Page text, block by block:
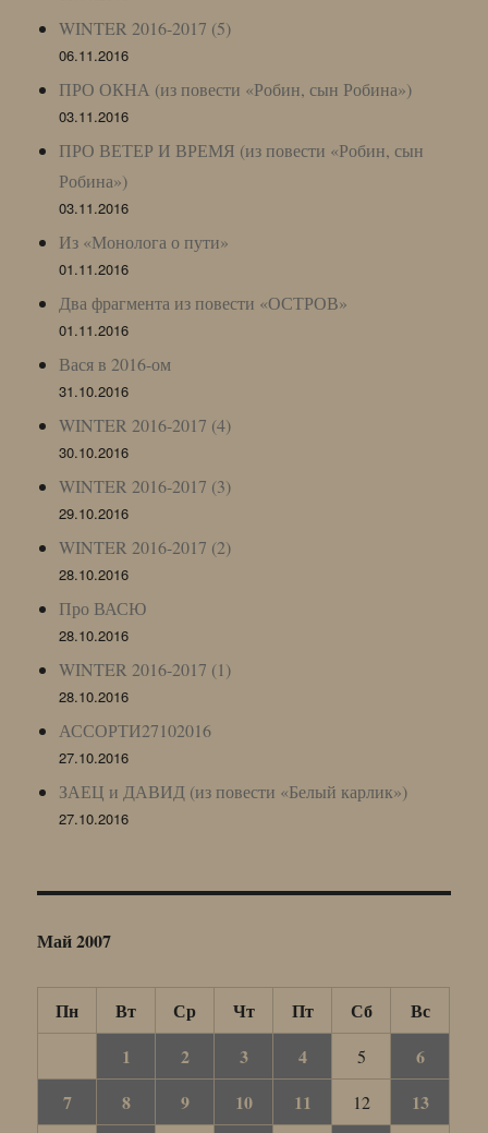
WINTER 2016-2017 (5)
06.11.2016
ПРО ОКНА (из повести «Робин, сын Робина»)
03.11.2016
ПРО ВЕТЕР И ВРЕМЯ (из повести «Робин, сын
Робина»)
03.11.2016
Из «Монолога о пути»
01.11.2016
Два фрагмента из повести «ОСТРОВ»
01.11.2016
Вася в 2016-ом
31.10.2016
WINTER 2016-2017 (4)
30.10.2016
WINTER 2016-2017 (3)
29.10.2016
WINTER 2016-2017 (2)
28.10.2016
Про ВАСЮ
28.10.2016
WINTER 2016-2017 (1)
28.10.2016
АССОРТИ27102016
27.10.2016
ЗАЕЦ и ДАВИД (из повести «Белый карлик»)
27.10.2016
Май 2007
Пн Вт Ср Чт Пт Сб
Вс
1
2 3 4 5
6
7
8 9 10 11 12 13